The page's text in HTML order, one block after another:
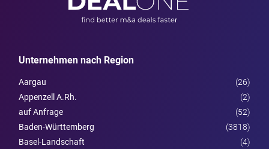
Unternehmen nach Region
Aargau
(26)
Appenzell A.Rh.
(2)
auf Anfrage
(52)
Baden-Württemberg
(3818)
Basel-Landschaft
(4)